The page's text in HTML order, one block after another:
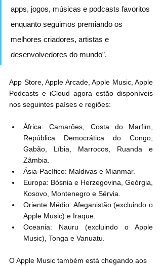
apps, jogos, músicas e podcasts favoritos
enquanto seguimos premiando os
melhores criadores, artistas e
desenvolvedores do mundo”.
App Store, Apple Arcade, Apple Music, Apple
Podcasts e iCloud agora estão disponíveis
nos seguintes países e regiões:
África: Camarões, Costa do Marfim,
República Democrática do Congo,
Gabão, Líbia, Marrocos, Ruanda e
Zâmbia.
Ásia-Pacífico: Maldivas e Mianmar.
Europa: Bósnia e Herzegovina, Geórgia,
Kosovo, Montenegro e Sérvia.
Oriente Médio: Afeganistão (excluindo o
Apple Music) e Iraque.
Oceania: Nauru (excluindo o Apple
Music), Tonga e Vanuatu.
O Apple Music também está chegando aos